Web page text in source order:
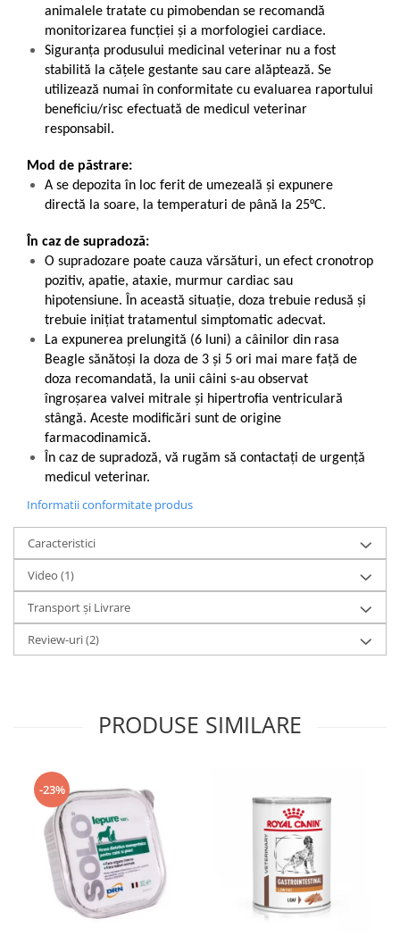
animalele tratate cu pimobendan se recomandă
monitorizarea funcției și a morfologiei cardiace.
Siguranța produsului medicinal veterinar nu a fost
stabilită la cățele gestante sau care alăptează. Se
utilizează numai în conformitate cu evaluarea raportului
beneficiu/risc efectuată de medicul veterinar
responsabil.
Mod de păstrare:
A se depozita în loc ferit de umezeală și expunere
directă la soare, la temperaturi de până la 25°C.
În caz de supradoză:
O supradozare poate cauza vărsături, un efect cronotrop
pozitiv, apatie, ataxie, murmur cardiac sau
hipotensiune. În această situație, doza trebuie redusă și
trebuie inițiat tratamentul simptomatic adecvat.
La expunerea prelungită (6 luni) a câinilor din rasa
Beagle sănătoși la doza de 3 și 5 ori mai mare față de
doza recomandată, la unii câini s-au observat
îngroșarea valvei mitrale și hipertrofia ventriculară
stângă. Aceste modificări sunt de origine
farmacodinamică.
În caz de supradoză, vă rugăm să contactați de urgență
medicul veterinar.
Informatii conformitate produs
Caracteristici
Video (1)
Transport și Livrare
Review-uri(2)
PRODUSE SIMILARE
-23%